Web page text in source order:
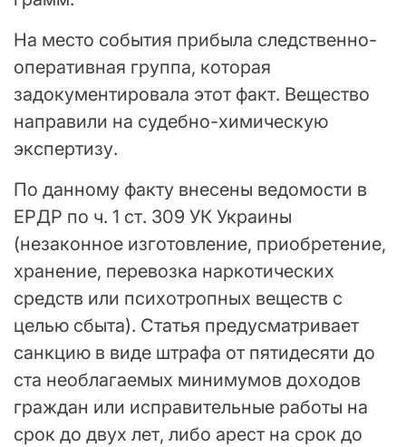
На место события прибыла следственно-
оперативная группа, которая
задокументировала этот факт. Вещество
направили на судебно-химическую
экспертизу.
По данному факту внесены ведомости в
ЕРДР по ч. 1 ст. 309 УК Украины
(незаконное изготовление, приобретение,
хранение, перевозка наркотических
средств или психотропных веществ с
целью сбыта). Статья предусматривает
санкцию в виде штрафа от пятидесяти до
ста необлагаемых минимумов доходов
граждан или исправительные работы на
срок до двух лет, либо арест на срок до